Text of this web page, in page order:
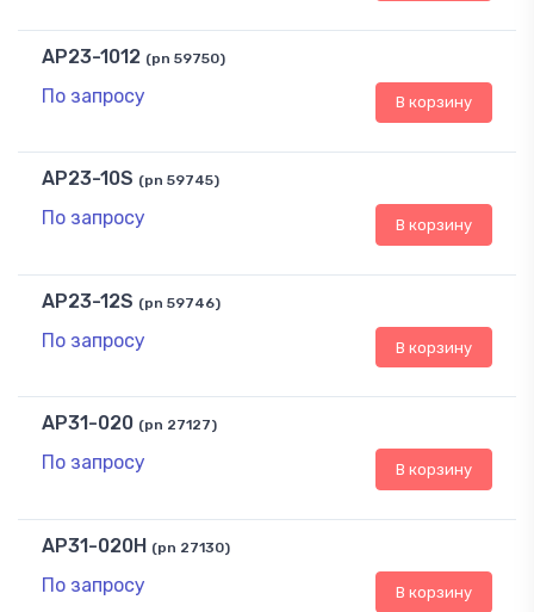
AP23-1012 (pn 59750)
По запросу В корзину
AP23-10S (pn 59745)
По запросу В корзину
AP23-12S (pn 59746)
По запросу В корзину
AP31-020 (pn 27127)
По запросу В корзину
AP31-020H (pn 27130)
По запросу В корзину